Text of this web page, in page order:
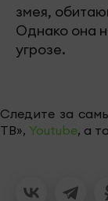
змея,
Однако она
угрозе.
Следите за
ТВ», Youtube, а